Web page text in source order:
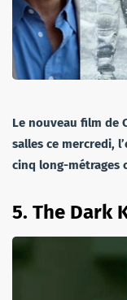
Le nouveau film de
salles ce mercredi,
cinq long-métrages
5. The Dark